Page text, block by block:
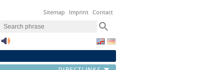
Sitemap Imprint Contact